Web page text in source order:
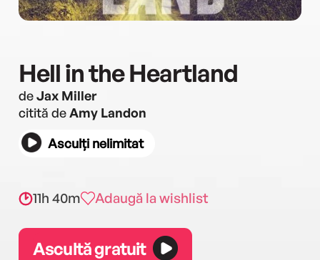
Hell in the Heartland
deJax Miller
citită deAmy Landon
Asculți nelimitat
11h 40m Adaugă la wishlist
Ascultă gratuit